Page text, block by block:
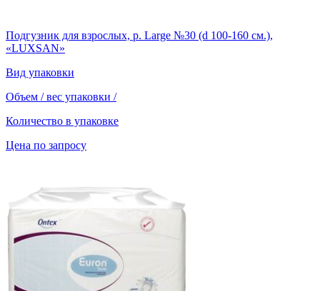
Подгузник для взрослых, р. Large №30 (d 100-160 см.),
«LUXSAN»
Вид упаковки
Объем / вес упаковки /
Количество в упаковке
Цена по запросу